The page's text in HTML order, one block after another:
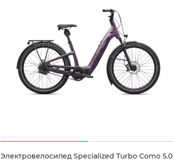
Электровелосипед Specialized Turbo Como 5.0